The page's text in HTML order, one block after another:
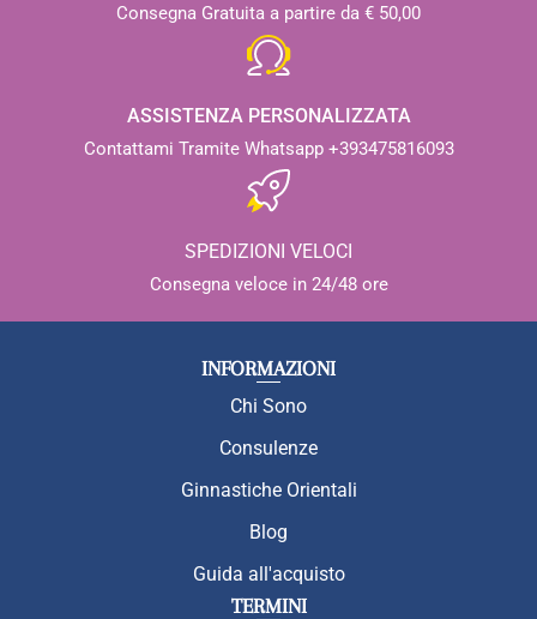
Consegna Gratuita a partire da € 50,00
ASSISTENZA PERSONALIZZATA
Contattami Tramite Whatsapp +393475816093
SPEDIZIONI VELOCI
Consegna veloce in 24/48 ore
INFORMAZIONI
Chi Sono
Consulenze
Ginnastiche Orientali
Blog
Guida all'acquisto
TERMINI